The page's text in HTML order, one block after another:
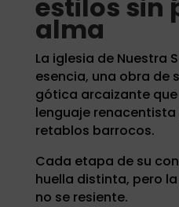
estilos sin
alma
La iglesia de Nuestra
esencia, una obra de
gótica arcaizante
lenguaje
retablos barrocos.
Cada etapa de su
huella distinta, pero
no se resiente.